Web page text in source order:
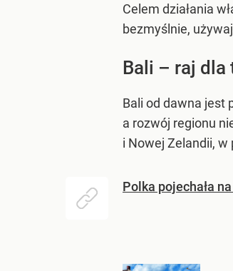
Celem działania
bezmyślnie,
Bali – raj dla
Bali od dawna jest
a rozwój regionu
i Nowej Zelandii,
Polka pojechała